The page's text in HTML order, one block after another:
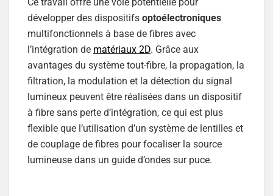
Ce travail offre une voie potentielle pour
développer des dispositifs optoélectroniques
multifonctionnels à base de fibres avec
l’intégration de matériaux 2D. Grâce aux
avantages du système tout-fibre, la propagation, la
filtration, la modulation et la détection du signal
lumineux peuvent être réalisées dans un dispositif
à fibre sans perte d’intégration, ce qui est plus
flexible que l’utilisation d’un système de lentilles et
de couplage de fibres pour focaliser la source
lumineuse dans un guide d’ondes sur puce.